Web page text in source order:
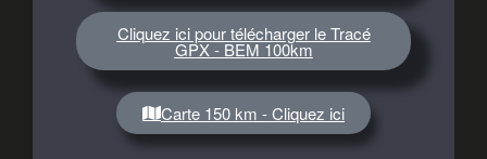
Cliquez ici pour télécharger le Tracé
GPX - BEM 100km
Carte 150 km - Cliquez ici